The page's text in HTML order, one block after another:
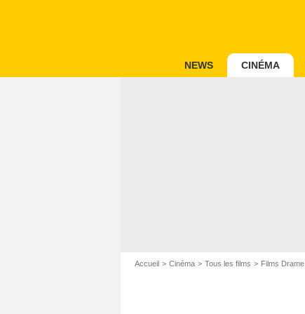
NEWS CINÉMA
Accueil Cinéma Tous les films Films Drame